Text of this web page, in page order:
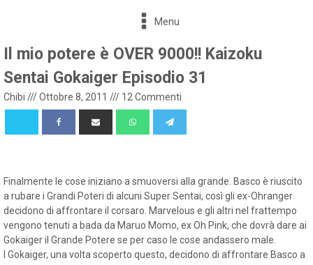
Menu
Il mio potere è OVER 9000!! Kaizoku
Sentai Gokaiger Episodio 31
Chibi ///Ottobre 8, 2011 /// 12 Commenti
Finalmente le cose iniziano a smuoversi alla grande. Basco è riuscito
a rubare i Grandi Poteri di alcuni Super Sentai, così gli ex-Ohranger
decidono di affrontare il corsaro. Marvelous e gli altri nel frattempo
vengono tenuti a bada da Maruo Momo, ex Oh Pink, che dovrà dare ai
Gokaiger il Grande Potere se per caso le cose andassero male.
I Gokaiger, una volta scoperto questo, decidono di affrontare Basco a